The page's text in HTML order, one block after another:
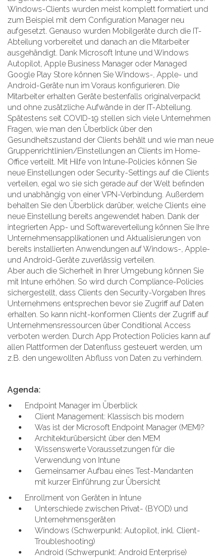
Windows-Clients wurden meist komplett formatiert und
zum Beispiel mit dem Configuration Manager neu
aufgesetzt. Genauso wurden Mobilgeräte durch die IT-
Abteilung vorbereitet und danach an die Mitarbeiter
ausgehändigt. Dank Microsoft Intune und Windows
Autopilot, Apple Business Manager oder Managed
Google Play Store können Sie Windows-, Apple- und
Android-Geräte nun im Voraus konfigurieren. Die
Mitarbeiter erhalten Geräte bestenfalls originalverpackt
und ohne zusätzliche Aufwände in der IT-Abteilung.
Spätestens seit COVID-19 stellen sich viele Unternehmen
Fragen, wie man den Überblick über den
Gesundheitszustand der Clients behält und wie man neue
Gruppenrichtlinien/Einstellungen an Clients im Home-
Office verteilt. Mit Hilfe von Intune-Policies können Sie
neue Einstellungen oder Security-Settings auf die Clients
verteilen, egal wo sie sich gerade auf der Welt befinden
und unabhängig von einer VPN-Verbindung. Außerdem
behalten Sie den Überblick darüber, welche Clients eine
neue Einstellung bereits angewendet haben. Dank der
integrierten App- und Softwareverteilung können Sie Ihre
Unternehmensapplikationen und Aktualisierungen von
bereits installierten Anwendungen auf Windows-, Apple-
und Android-Geräte zuverlässig verteilen.
Aber auch die Sicherheit in Ihrer Umgebung können Sie
mit Intune erhöhen. So wird durch Compliance-Policies
sichergestellt, dass Clients den Security-Vorgaben Ihres
Unternehmens entsprechen bevor sie Zugriff auf Daten
erhalten. So kann nicht-konformen Clients der Zugriff auf
Unternehmensressourcen über Conditional Access
verboten werden. Durch App Protection Policies kann auf
allen Plattformen der Datenfluss gesteuert werden, um
z.B. den ungewollten Abfluss von Daten zu verhindern.
Agenda:
Endpoint Manager im Überblick
Client Management: Klassisch bis modern
Was ist der Microsoft Endpoint Manager (MEM)?
Architekturübersicht über den MEM
Wissenswerte Voraussetzungen für die
Verwendung von Intune
Gemeinsamer Aufbau eines Test-Mandanten
mit kurzer Einführung zur Übersicht
Enrollment von Geräten in Intune
Unterschiede zwischen Privat- (BYOD) und
Unternehmensgeräten
Windows (Schwerpunkt: Autopilot, inkl. Client-
Troubleshooting)
Android (Schwerpunkt: Android Enterprise)